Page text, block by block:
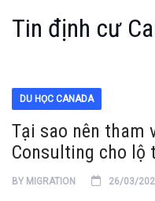
Tin định cư
DU HỌC CANADA
Tại sao nên tham
Consulting cho lộ
BY MIGRATION 26/03/